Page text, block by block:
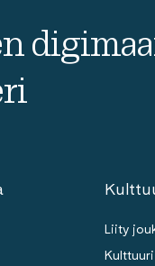
Liity
Kulttuuri